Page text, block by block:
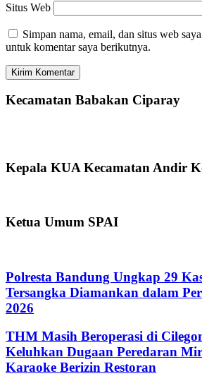
Situs Web
Simpan nama, email, dan situs web
untuk komentar saya berikutnya.
Kecamatan Babakan Ciparay
Kepala KUA Kecamatan Andir
Ketua Umum SPAI
Polresta Bandung Ungkap 29
Tersangka Diamankan dalam
2026
THM Masih Beroperasi di
Keluhkan Dugaan Peredaran
Karaoke Berizin Restoran